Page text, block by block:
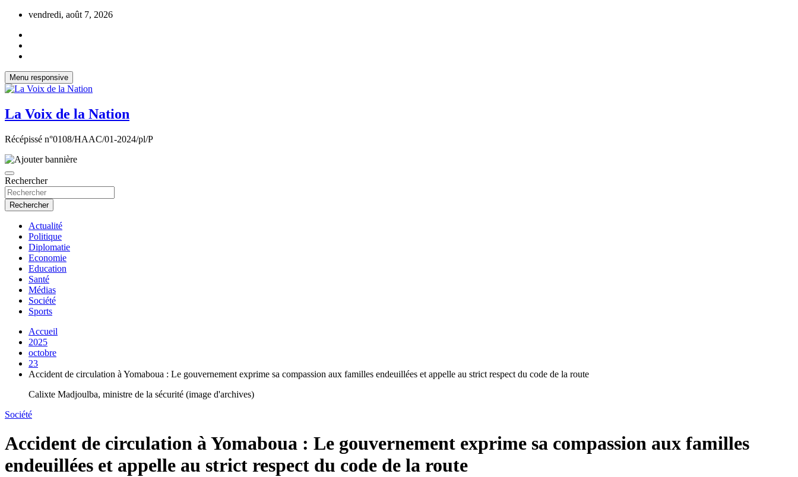
Aller
contenu
vendredi, août 7, 2026
Menu responsive
La Voix de la Nation
Récépissé n°0108/HAAC/01-2024/pl/P
Rechercher
Rechercher
Actualité
Politique
Diplomatie
Economie
Education
Santé
Médias
Société
Sports
Accueil
2025
octobre
23
Accident de circulation à Yomaboua : Le gouvernement exprime sa compassion aux familles endeuillées et appelle au strict respect du code de la route
Calixte Madjoulba, ministre de la sécurité (image d'archives)
Société
Accident de circulation à Yomaboua : Le gouvernement exprime sa compassion aux familles
endeuillées et appelle au strict respect du code de la route